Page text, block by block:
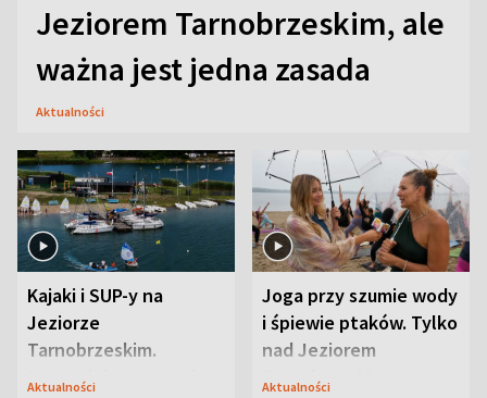
Jeziorem Tarnobrzeskim, ale
ważna jest jedna zasada
Aktualności
Kajaki i SUP-y na
Jeziorze
Tarnobrzeskim.
Przyrodnicy zwracają
Aktualności
Joga przy szumie wody
i śpiewie ptaków. Tylko
nad Jeziorem
Tarnobrzeskim
Aktualności